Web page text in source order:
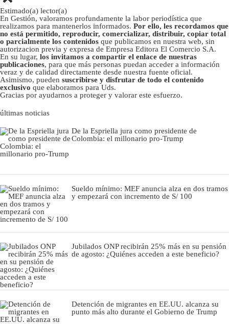
Estimado(a) lector(a)
En Gestión, valoramos profundamente la labor periodística que
realizamos para mantenerlos informados. Por ello, les recordamos que
no está permitido, reproducir, comercializar, distribuir, copiar total
o parcialmente los contenidos que publicamos en nuestra web, sin
autorizacion previa y expresa de Empresa Editora El Comercio S.A.
En su lugar, los invitamos a compartir el enlace de nuestras
publicaciones, para que más personas puedan acceder a información
veraz y de calidad directamente desde nuestra fuente oficial.
Asimismo, pueden suscribirse y disfrutar de todo el contenido
exclusivo que elaboramos para Uds.
Gracias por ayudarnos a proteger y valorar este esfuerzo.
últimas noticias
De la Espriella jura como presidente de
Colombia: el millonario pro-Trump
Sueldo mínimo: MEF anuncia alza en dos tramos
y empezará con incremento de S/ 100
Jubilados ONP recibirán 25% más en su pensión
de agosto: ¿Quiénes acceden a este beneficio?
Detención de migrantes en EE.UU. alcanza su
punto más alto durante el Gobierno de Trump